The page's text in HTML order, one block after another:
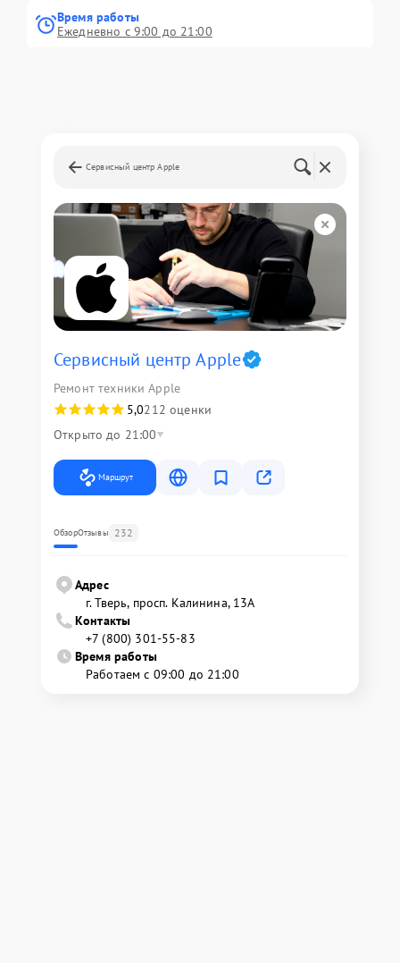
Время работы
Ежедневно с 9:00 до 21:00
Сервисный центр Apple
Сервисный центр Apple
Ремонт техники Apple
5,0212 оценки
Открыто до 21:00
Маршрут
ОбзорОтзывы 232
Адрес
г. Тверь, просп. Калинина, 13А
Контакты
+7 (800) 301-55-83
Время работы
Работаем с 09:00 до 21:00